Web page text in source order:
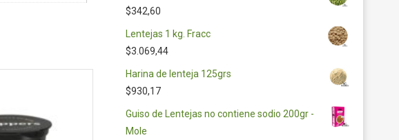
$342,60
Lentejas 1 kg. Fracc
$3.069,44
Harina de lenteja 125grs
$930,17
Guiso de Lentejas no contiene sodio 200gr -
Mole